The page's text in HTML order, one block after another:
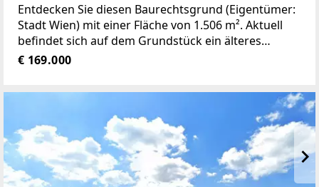
Entdecken Sie diesen Baurechtsgrund (Eigentümer:
Stadt Wien) mit einer Fläche von 1.506 m². Aktuell
befindet sich auf dem Grundstück ein älteres
Gebäude, das sich nicht mehr zur Sanierung eignet
€ 169.000